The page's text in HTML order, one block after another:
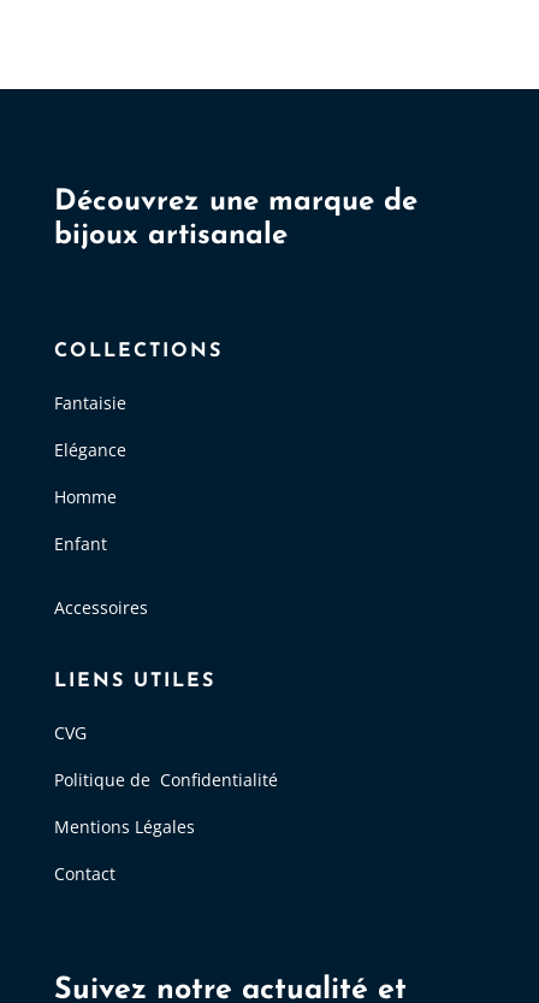
Découvrez une marque de
bijoux artisanale
COLLECTIONS
Fantaisie
Elégance
Homme
Enfant
Accessoires
LIENS UTILES
CVG
Politique de Confidentialité
Mentions Légales
Contact
Suivez notre actualité et